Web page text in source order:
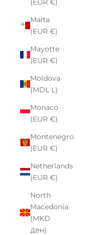
(EUR €)
Malta
(EUR €)
Mayotte
(EUR €)
Moldova
(MDL L)
Monaco
(EUR €)
Montenegro
(EUR €)
Netherlands
(EUR €)
North
Macedonia
(MKD
ден)